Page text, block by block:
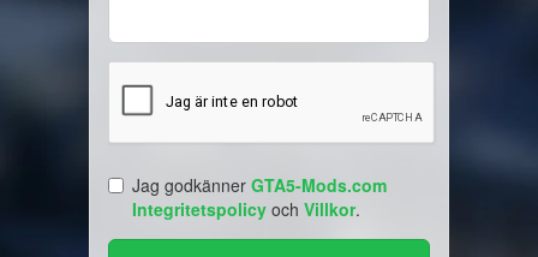
Jag godkänner GTA5-Mods.com
Integritetspolicy och Villkor.